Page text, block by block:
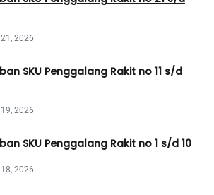
2026
SKU Penggalang Rakit no 11 s/d
2026
SKU Penggalang Rakit no 1 s/d 10
2026